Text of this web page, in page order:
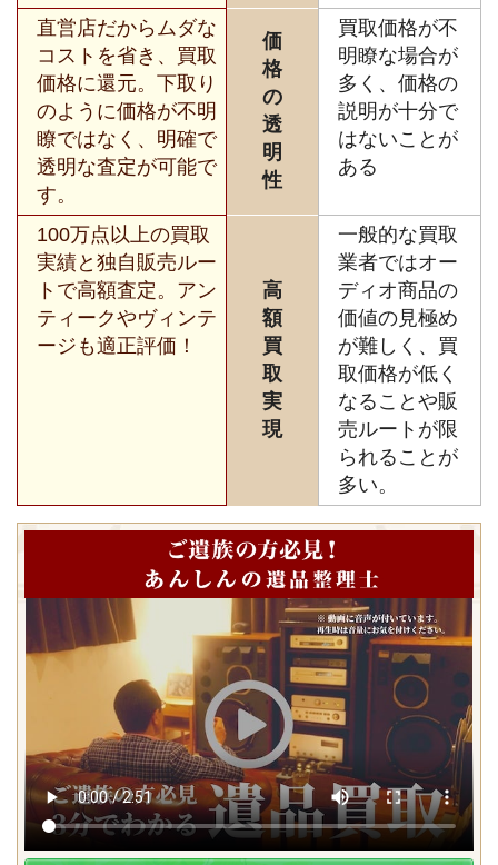
直営店だからムダな
コストを省き、買取
価格に還元。下取り
のように価格が不明
瞭ではなく、明確で
透明な査定が可能で
す。
価
格
の
透
明
性
買取価格が不
明瞭な場合が
多く、価格の
説明が十分で
はないことが
ある
100万点以上の買取
実績と独自販売ルー
トで高額査定。アン
ティークやヴィンテ
ージも適正評価！
高
額
買
取
実
現
一般的な買取
業者ではオー
ディオ商品の
価値の見極め
が難しく、買
取価格が低く
なることや販
売ルートが限
られることが
多い。